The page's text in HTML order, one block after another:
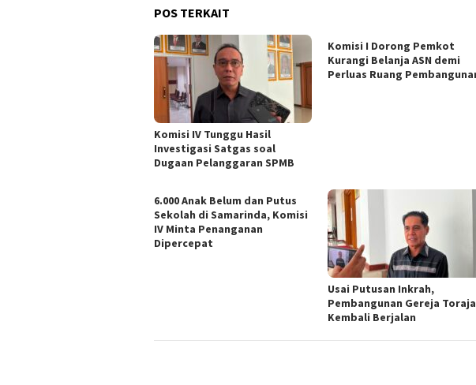
POS TERKAIT
Komisi IV Tunggu Hasil
Investigasi Satgas soal
Dugaan Pelanggaran SPMB
Komisi I Dorong Pemkot
Kurangi Belanja ASN demi
Perluas Ruang
6.000 Anak Belum dan Putus
Sekolah di Samarinda, Komisi
IV Minta Penanganan
Dipercepat
Usai Putusan Inkrah,
Pembangunan Gereja Toraja
Kembali Berjalan